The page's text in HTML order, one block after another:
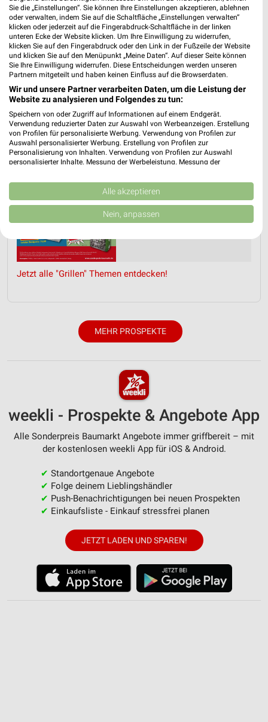
PROSPEKT BLÄTTERN
GRILLEN
Jetzt alle "Grillen" Themen entdecken!
MEHR PROSPEKTE
weekli - Prospekte & Angebote App
Alle Sonderpreis Baumarkt Angebote immer griffbereit – mit
der kostenlosen weekli App für iOS & Android.
✔ Standortgenaue Angebote
✔ Folge deinem Lieblingshändler
✔ Push-Benachrichtigungen bei neuen Prospekten
✔ Einkaufsliste - Einkauf stressfrei planen
JETZT LADEN UND SPAREN!
Sie die „Einstellungen“. Sie können Ihre Einstellungen akzeptieren, ablehnen
oder verwalten, indem Sie auf die Schaltfläche „Einstellungen verwalten“
klicken oder jederzeit auf die Fingerabdruck-Schaltfläche in der linken
unteren Ecke der Website klicken. Um Ihre Einwilligung zu widerrufen,
klicken Sie auf den Fingerabdruck oder den Link in der Fußzeile der Website
und klicken Sie auf den Menüpunkt „Meine Daten“. Auf dieser Seite können
Sie Ihre Einwilligung widerrufen. Diese Entscheidungen werden unseren
Partnern mitgeteilt und haben keinen Einfluss auf die Browserdaten.
Wir und unsere Partner verarbeiten Daten, um die Leistung der
Website zu analysieren und Folgendes zu tun:
Speichern von oder Zugriff auf Informationen auf einem Endgerät.
Verwendung reduzierter Daten zur Auswahl von Werbeanzeigen. Erstellung
von Profilen für personalisierte Werbung. Verwendung von Profilen zur
Auswahl personalisierter Werbung. Erstellung von Profilen zur
Personalisierung von Inhalten. Verwendung von Profilen zur Auswahl
personalisierter Inhalte. Messung der Werbeleistung. Messung der
Kombinationen von Daten aus verschiedenen Quellen. Entwicklung und
Verbesserung der Angebote. Verwendung reduzierter Daten zur Auswahl
von Inhalten.
Daten können außerhalb der Europäischen Union weitergegeben und in die
Website/App.
Partnerliste anzeigen (1 IAB-Anbieter)
Wir nutzen Ihre Daten für folgende Zwecke:
Verwendung reduzierter Daten zur Auswahl von
Erstellung von Profilen für personalisierte
Verwendung von Profilen zur Auswahl
personalisierter Werbung
Erstellung von Profilen zur Personalisierung
von Inhalten
Verwendung von Profilen zur Auswahl
personalisierter Inhalte
Messung der Werbeleistung
Messung der Performance von Inhalten
Analyse von Zielgruppen durch Statistiken oder
Kombinationen von Daten aus verschiedenen
Quellen
Alle akzeptieren
Nein, anpassen